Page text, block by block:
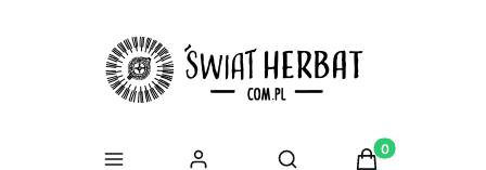
Otwórz wyszukiwarkę
Produkty w